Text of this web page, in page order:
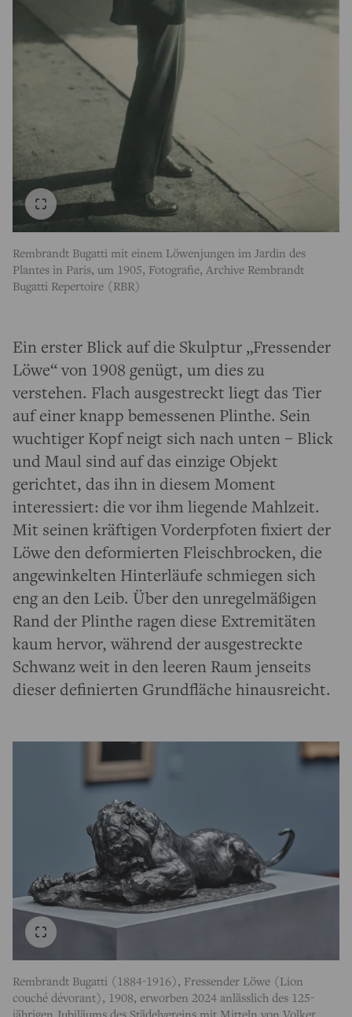
Rembrandt Bugatti mit einem Löwenjungen im Jardin des
Plantes in Paris, um 1905, Fotografie, Archive Rembrandt
Bugatti Repertoire (RBR)
Ein erster Blick auf die Skulptur „Fressender
Löwe“ von 1908 genügt, um dies zu
verstehen. Flach ausgestreckt liegt das Tier
auf einer knapp bemessenen Plinthe. Sein
wuchtiger Kopf neigt sich nach unten – Blick
und Maul sind auf das einzige Objekt
gerichtet, das ihn in diesem Moment
interessiert: die vor ihm liegende Mahlzeit.
Mit seinen kräftigen Vorderpfoten fixiert der
Löwe den deformierten Fleischbrocken, die
angewinkelten Hinterläufe schmiegen sich
eng an den Leib. Über den unregelmäßigen
Rand der Plinthe ragen diese Extremitäten
kaum hervor, während der ausgestreckte
Schwanz weit in den leeren Raum jenseits
dieser definierten Grundfläche hinausreicht.
Rembrandt Bugatti (1884-1916), Fressender Löwe (Lion
couché dévorant), 1908, erworben 2024 anlässlich des 125-
jährigen Jubiläums des Städelvereins mit Mitteln von Volker